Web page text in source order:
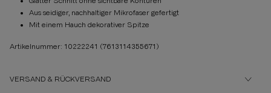
Aus seidiger, nachhaltiger Mikrofaser gefertigt
Mit einem Hauch dekorativer Spitze
Artikelnummer: 10222241 (7613114355671)
VERSAND & RÜCKVERSAND